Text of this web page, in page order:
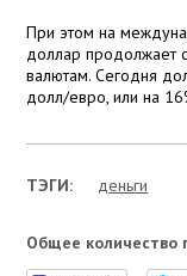
При этом на
доллар продолжает
валютам. Сегодня
долл/евро, или на
ТЭГИ: деньги
Общее количество